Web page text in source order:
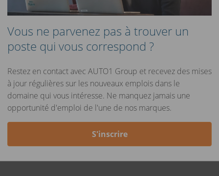
Vous ne parvenez pas à trouver un
poste qui vous correspond ?
Restez en contact avec AUTO1 Group et recevez des mises
à jour régulières sur les nouveaux emplois dans le
domaine qui vous intéresse. Ne manquez jamais une
opportunité d'emploi de l'une de nos marques.
S'inscrire